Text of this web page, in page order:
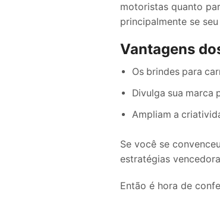
motoristas quanto
principalmente se
Vantagens
Os brindes para
Divulga sua marca
Ampliam a
Se você se
estratégias
Então é hora de